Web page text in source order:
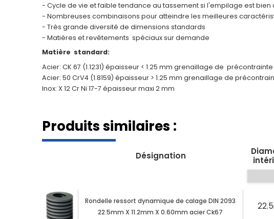
- Cycle de vie et faible tendance au tassement si l'empilage est bien
- Nombreuses combinaisons pour atteindre les meilleures
- Très grande diversité de dimensions standards
- Matières et revêtements spéciaux sur demande
Matière standard:
Acier: CK 67 (1.1231) épaisseur < 1.25 mm grenaillage de
Acier: 50 CrV4 (1.8159) épaisseur > 1.25 mm grenaillage de
Inox: X 12 Cr Ni 17-7 épaisseur maxi 2 mm
Produits similaires :
Désignation
Rondelle ressort dynamique de calage DIN 2093
22.5mm X 11.2mm X 0.60mm acier Ck67